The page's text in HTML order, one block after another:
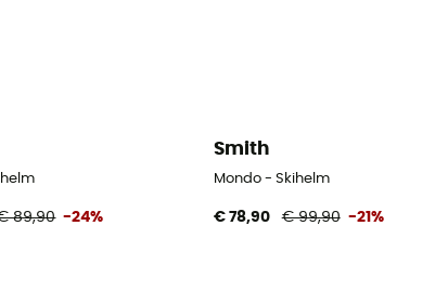
89,90 -24%
Smith
Mondo - Skihelm
€ 78,90 € 99,90 -21%